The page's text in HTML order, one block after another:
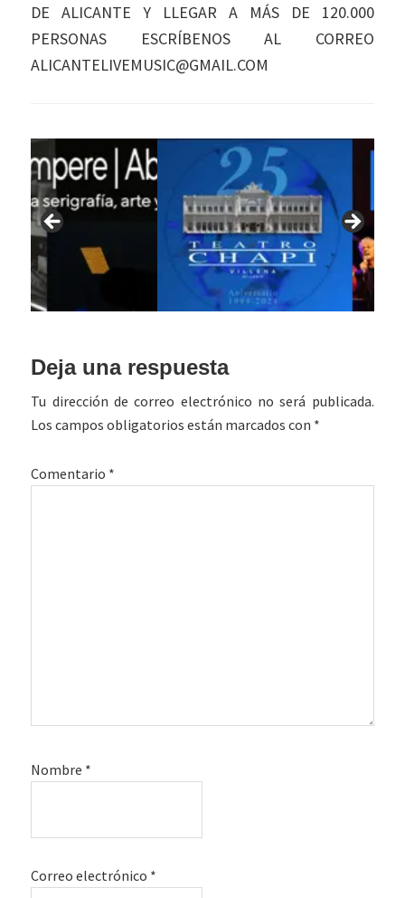
DE ALICANTE Y LLEGAR A MÁS DE 120.000
PERSONAS ESCRÍBENOS AL CORREO
ALICANTELIVEMUSIC@GMAIL.COM
Interacciones
con
los
Deja una respuesta
Tu dirección de correo electrónico no será publicada.
Los campos obligatorios están marcados con *
Comentario *
Nombre *
Correo electrónico *